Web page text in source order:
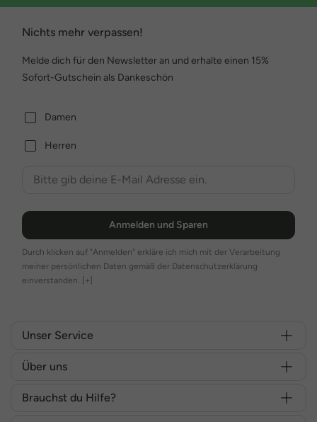
Nichts mehr verpassen!
Melde dich für den Newsletter an und erhalte einen 15%
Sofort-Gutschein als Dankeschön
Damen
Herren
Anmelden und Sparen
Durch klicken auf "Anmelden" erkläre ich mich mit der Verarbeitung
meiner persönlichen Daten gemäß der Datenschutzerklärung
einverstanden. [+]
Unser Service
Über uns
Brauchst du Hilfe?